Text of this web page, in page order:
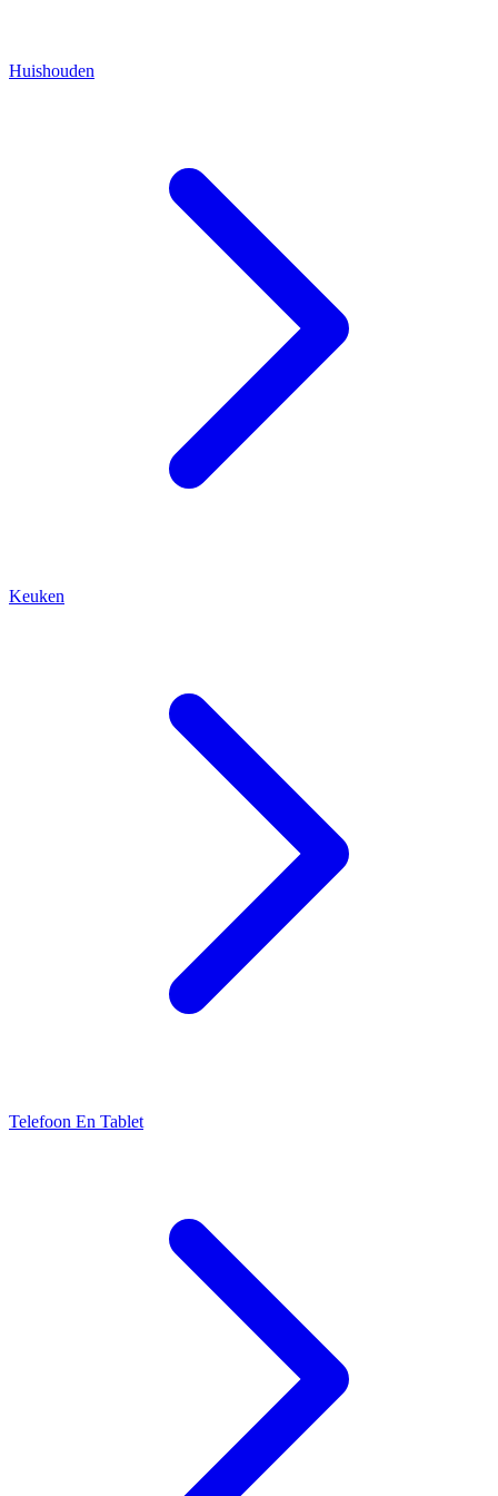
Huishouden
Keuken
Telefoon En Tablet